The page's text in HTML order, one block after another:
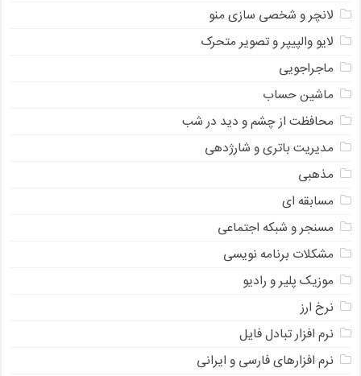
لانچر و شخصی سازی منو
لایو والپیپر و تصویر متحرک
ماجراجویی
ماشین حساب
محافظت از چشم و دید در شب
مدیریت باتری و شارژدهی
مذهبی
مسابقه ای
مسنجر و شبکه اجتماعی
مشکلات برنامه نویسی
موزیک پلیر و رادیو
نرخ ارز
ﻧﺮﻡ ﺍﻓﺰﺍﺭ ﺗﺒﺎﺩﻝ ﻓﺎﻳﻞ
نرم افزارهای فارسی و ایرانی